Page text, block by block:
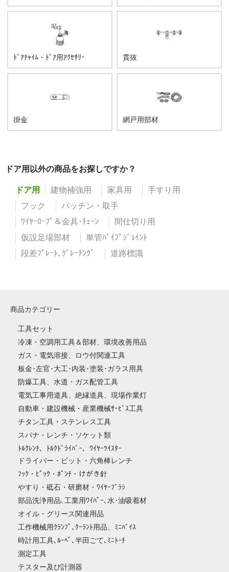
ﾄﾞｱﾁｬｲﾑ・ﾄﾞｱ用ｱｸｾｻﾘｰ 貫抜
掛金 網戸用部材
ドア用以外の商品をお探しですか？
ドア用 建物補強用 家具用
手すり用
フック
パッチン・取手
ﾜｲﾔｰﾛｰﾌﾟ＆金具･ﾁｪｰﾝ
間仕切り用
仮設足場部材
単管ﾊﾟｲﾌﾟｼﾞｮｲﾝﾄ
段差ﾌﾟﾚｰﾄ､ｸﾞﾚｰﾁﾝｸﾞ
道路標識
商品カテゴリー
工具セット
冷凍・空調用工具＆部材、環境改善用品
ガス・電気溶接、ロウ付関連工具
板金･左官･大工･内装･塗装･ガラス用具
防爆工具、水道・ガス配管工具
電気工事用道具、絶縁道具、現場作業灯
自動車・建設機械・産業機械ｻｰﾋﾞｽ工具
チタン工具・ステンレス工具
スパナ・レンチ・ソケット類
ﾄﾙｸﾚﾝﾁ、ﾄﾙｸﾄﾞﾗｲﾊﾞｰ、ﾜｲﾔｰﾂｲｽﾀｰ
ドライバー・ビット・六角棒レンチ
ﾌｯｸ・ﾋﾟｯｸ・ﾎﾟﾝﾁ・けがき針
やすり・砥石・研磨材・ﾜｲﾔｰﾌﾞﾗｼ
部品洗浄用品､工業用ﾜｲﾊﾟｰ､水･油吸着材
オイル・グリース関連用品
工作機械用ｸﾗﾝﾌﾟ､ｸｰﾗﾝﾄ用品、ﾐﾆﾊﾞｲｽ
時計用工具､ﾙｰﾍﾟ､半田ごて､ﾐﾆﾄｰﾁ
測定工具
テスター及び計測器